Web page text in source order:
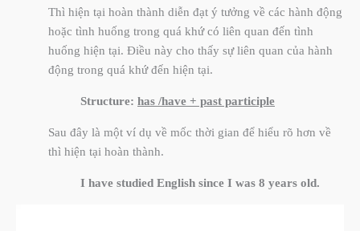
Thì hiện tại hoàn thành diễn đạt ý tưởng về các hành động
hoặc tình huống trong quá khứ có liên quan đến tình
huống hiện tại. Điều này cho thấy sự liên quan của hành
động trong quá khứ đến hiện tại.
Structure: has /have + past participle
Sau đây là một ví dụ về mốc thời gian để hiểu rõ hơn về
thì hiện tại hoàn thành.
I have studied English since I was 8 years old.